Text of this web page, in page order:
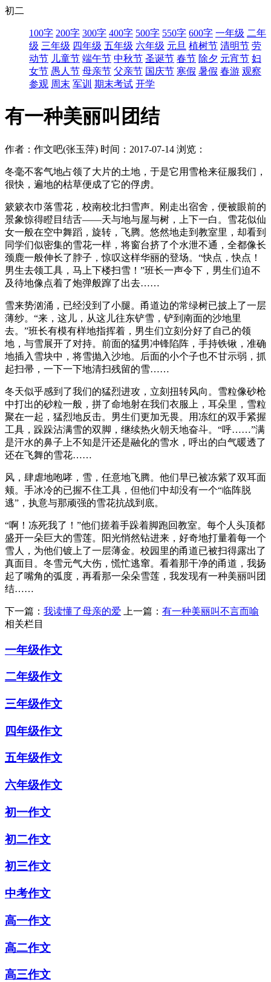
初二
100字 200字 300字 400字 500字 550字 600字 一年级 二年
级 三年级 四年级 五年级 六年级 元旦 植树节 清明节 劳
动节 儿童节 端午节 中秋节 圣诞节 春节 除夕 元宵节 妇
女节 愚人节 母亲节 父亲节 国庆节 寒假 暑假 春游 观察
参观 周末 军训 期末考试 开学
有一种美丽叫团结
作者：作文吧(张玉萍) 时间：2017-07-14 浏览：
冬毫不客气地占领了大片的土地，于是它用雪枪来征服我们，
很快，遍地的枯草便成了它的俘虏。
簌簌衣巾落雪花，校南校北扫雪声。刚走出宿舍，便被眼前的
景象惊得瞪目结舌——天与地与屋与树，上下一白。雪花似仙
女一般在空中舞蹈，旋转，飞腾。悠然地走到教室里，却看到
同学们似密集的雪花一样，将窗台挤了个水泄不通，全都像长
颈鹿一般伸长了脖子，惊叹这样华丽的登场。“快点，快点！
男生去领工具，马上下楼扫雪！”班长一声令下，男生们迫不
及待地像点着了炮弹般蹿了出去……
雪来势汹涌，已经没到了小腿。甬道边的常绿树已披上了一层
薄纱。“来，这儿，从这儿往东铲雪，铲到南面的沙地里
去。”班长有模有样地指挥着，男生们立刻分好了自己的领
地，与雪展开了对持。前面的猛男冲锋陷阵，手持铁锹，准确
地插入雪块中，将雪抛入沙地。后面的小个子也不甘示弱，抓
起扫帚，一下一下地清扫残留的雪……
冬天似乎感到了我们的猛烈进攻，立刻扭转风向。雪粒像砂枪
中打出的砂粒一般，拼了命地射在我们衣服上，耳朵里，雪粒
聚在一起，猛烈地反击。男生们更加无畏。用冻红的双手紧握
工具，跺跺沾满雪的双脚，继续热火朝天地奋斗。“呼……”满
是汗水的鼻子上不知是汗还是融化的雪水，呼出的白气暖透了
还在飞舞的雪花……
风，肆虐地咆哮，雪，任意地飞腾。他们早已被冻紫了双耳面
颊。手冰冷的已握不住工具，但他们中却没有一个“临阵脱
逃”，执意与那顽强的雪花抗战到底。
“啊！冻死我了！”他们搓着手跺着脚跑回教室。每个人头顶都
盛开一朵巨大的雪莲。阳光悄然钻进来，好奇地打量着每一个
雪人，为他们镀上了一层薄金。校园里的甬道已被扫得露出了
真面目。冬雪元气大伤，慌忙逃窜。看着那干净的甬道，我扬
起了嘴角的弧度，再看那一朵朵雪莲，我发现有一种美丽叫团
结……
下一篇： 我读懂了母亲的爱 上一篇： 有一种美丽叫不言而喻
相关栏目
一年级作文
二年级作文
三年级作文
四年级作文
五年级作文
六年级作文
初一作文
初二作文
初三作文
中考作文
高一作文
高二作文
高三作文